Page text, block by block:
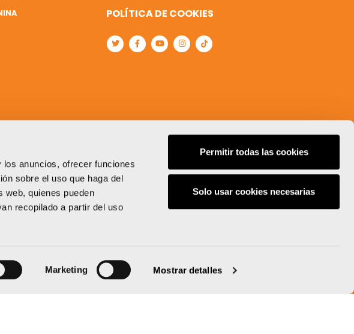
anuncios, ofrecer funciones
sobre el uso que haga del
web, quienes pueden
recopilado a partir del uso
Marketing Mostrar detalles
Permitir todas las cookies
Solo usar cookies necesarias
POLÍTICA DE COOKIES